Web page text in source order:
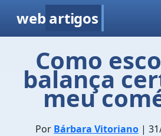
web artigos
Como
balança
meu
Por Bárbara Vitoriano |